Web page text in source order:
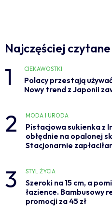
Najczęściej czytane
1 CIEKAWOSTKI
Polacy przestają
Nowy trend z Japonii
2 MODA I URODA
Pistacjowa sukienka z
obłędnie na opalonej
Stacjonarnie
3 STYL ŻYCIA
Szeroki na 15 cm, a
łazience. Bambusowy
promocji za 45 zł